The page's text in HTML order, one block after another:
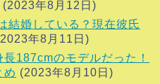
(2023年8月12日)
結婚している？現在彼氏
年8月11日)
長187cmのモデルだった！
め (2023年8月10日)